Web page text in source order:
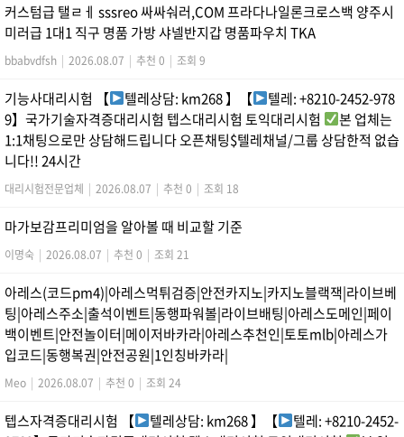
커스텀급 탤ㄹㅔ sssreo 싸싸숴러,COM 프라다나일론크로스백 양주시
미러급 1대1 직구 명품 가방 샤넬반지갑 명품파우치 TKA
bbabvdfsh | 2026.08.07 | 추천 0 | 조회 9
기능사대리시험 【 텔레상담: km268 】【
텔레: +8210-2452-978
9】국가기술자격증대리시험 텝스대리시험 토익대리시험
본 업체는
1:1채팅으로만 상담해드립니다 오픈채팅$텔레채널/그룹 상담한적 없습
니다!! 24시간
대리시험전문업체 | 2026.08.07 | 추천 0 | 조회 18
마가보감프리미엄을 알아볼 때 비교할 기준
이명숙 | 2026.08.07 | 추천 0 | 조회 21
아레스(코드pm4)|아레스먹튀검증|안전카지노|카지노블랙잭|라이브베
팅|아레스주소|출석이벤트|동행파워볼|라이브배팅|아레스도메인|페이
백이벤트|안전놀이터|메이저바카라|아레스추천인|토토mlb|아레스가
입코드|동행복권|안전공원|1인칭바카라|
Meo | 2026.08.07 | 추천 0 | 조회 24
텝스자격증대리시험 【 텔레상담: km268 】【
텔레: +8210-2452-